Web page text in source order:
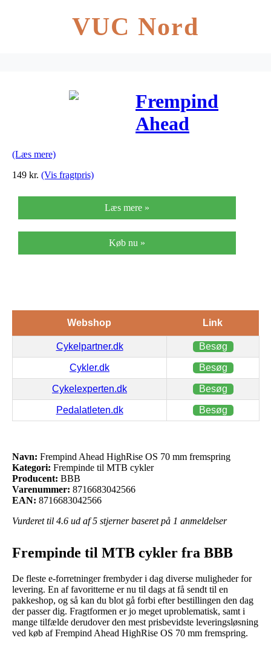
VUC Nord
Frempind
Ahead
fremspring
(Læs mere)
149 kr. (Vis fragtpris)
Læs mere »
Køb nu »
Webshop Link
Cykelpartner.dk Besøg
Cykler.dk Besøg
Cykelexperten.dk Besøg
Pedalatleten.dk Besøg
Navn: Frempind Ahead HighRise OS 70 mm fremspring
Kategori: Frempinde til MTB cykler
Producent: BBB
Varenummer: 8716683042566
EAN: 8716683042566
Vurderet til 4.6 ud af 5 stjerner baseret på 1 anmeldelser
Frempinde til MTB cykler fra BBB
De fleste e-forretninger frembyder i dag diverse muligheder for
levering. En af favoritterne er nu til dags at få sendt til en
pakkeshop, og så kan du blot gå forbi efter bestillingen den dag
der passer dig. Fragtformen er jo meget uproblematisk, samt i
mange tilfælde derudover den mest prisbevidste leveringsløsning
ved køb af Frempind Ahead HighRise OS 70 mm fremspring.